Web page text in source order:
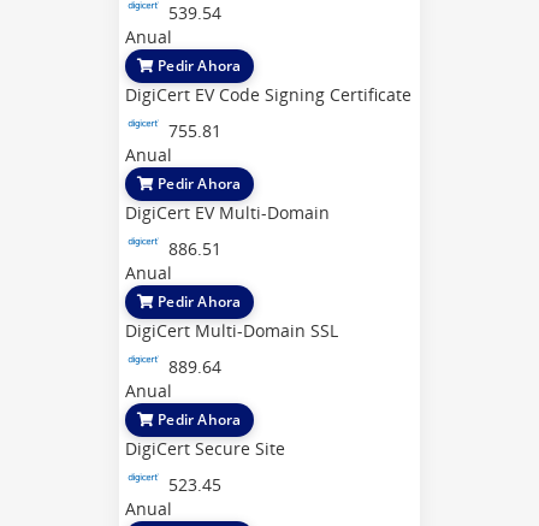
539.54
Anual
Pedir Ahora
DigiCert EV Code Signing Certificate
755.81
Anual
Pedir Ahora
DigiCert EV Multi-Domain
886.51
Anual
Pedir Ahora
DigiCert Multi-Domain SSL
889.64
Anual
Pedir Ahora
DigiCert Secure Site
523.45
Anual